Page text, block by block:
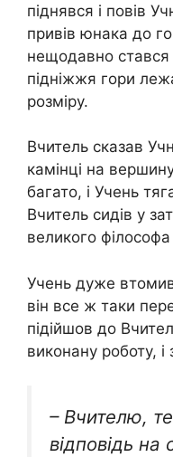
піднявся і повів
привів юнака до
нещодавно стався
підніжжя гори
розміру.
Вчитель сказав
камінці на
багато, і Учень
Вчитель сидів у
великого
Учень дуже
він все ж таки
підійшов до
виконану роботу, і
– Вчителю,
відповідь на